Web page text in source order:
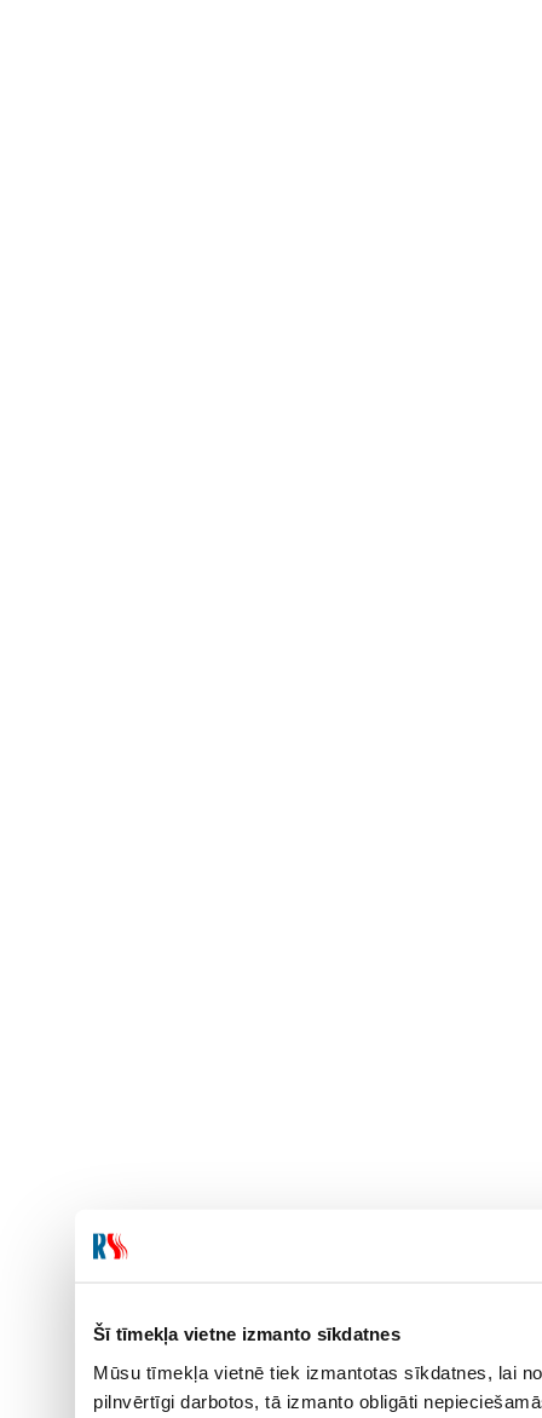
Šī tīmekļa vietne izmanto sīkdatnes
Mūsu tīmekļa vietnē tiek izmantotas sīkdatnes, lai
pilnvērtīgi darbotos, tā izmanto obligāti